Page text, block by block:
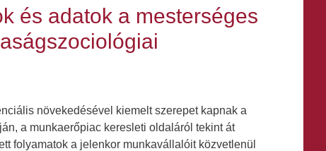
és adatok a mesterséges
növekedésével kiemelt szerepet kapnak a
a munkaerőpiac keresleti oldaláról tekint át
folyamatok a jelenkor munkavállalóit közvetlenül